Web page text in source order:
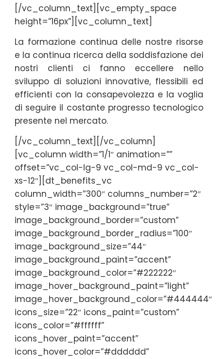
[/vc_column_text][vc_empty_space
height=”16px”][vc_column_text]
La formazione continua delle nostre risorse
e la continua ricerca della soddisfazione dei
nostri clienti ci fanno eccellere nello
sviluppo di soluzioni innovative, flessibili ed
efficienti con la consapevolezza e la voglia
di seguire il costante progresso tecnologico
presente nel mercato.
[/vc_column_text][/vc_column]
[vc_column width=”1/1″ animation=””
offset=”vc_col-lg-9 vc_col-md-9 vc_col-
xs-12″][dt_benefits_vc
column_width=”300″ columns_number=”2″
style=”3″ image_background=”true”
image_background_border=”custom”
image_background_border_radius=”100″
image_background_size=”44″
image_background_paint=”accent”
image_background_color=”#222222″
image_hover_background_paint=”light”
image_hover_background_color=”#444444″
icons_size=”22″ icons_paint=”custom”
icons_color=”#ffffff”
icons_hover_paint=”accent”
icons_hover_color=”#dddddd”